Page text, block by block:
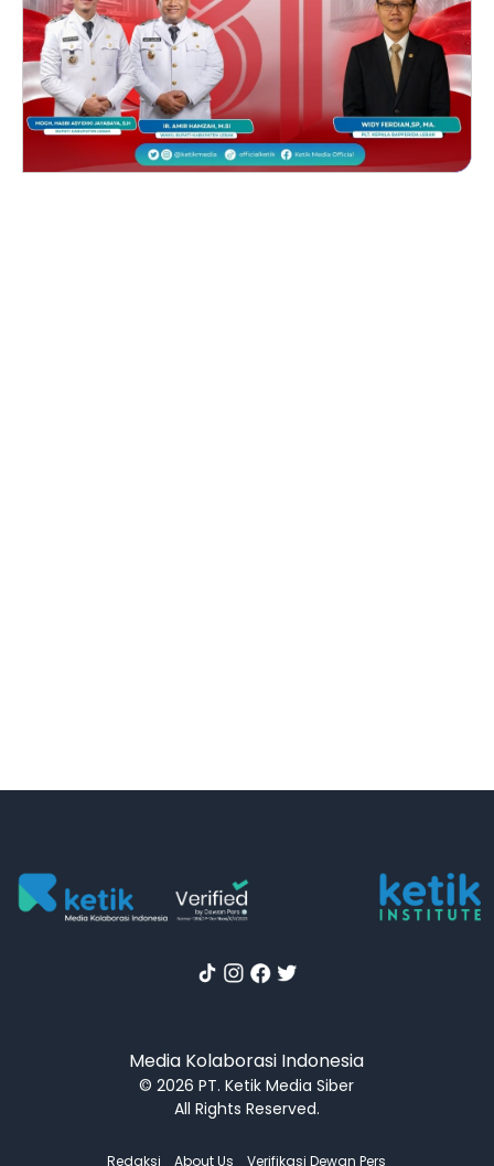
Media Kolaborasi Indonesia
© 2026 PT. Ketik Media Siber
All Rights Reserved.
Redaksi About Us Verifikasi Dewan Pers